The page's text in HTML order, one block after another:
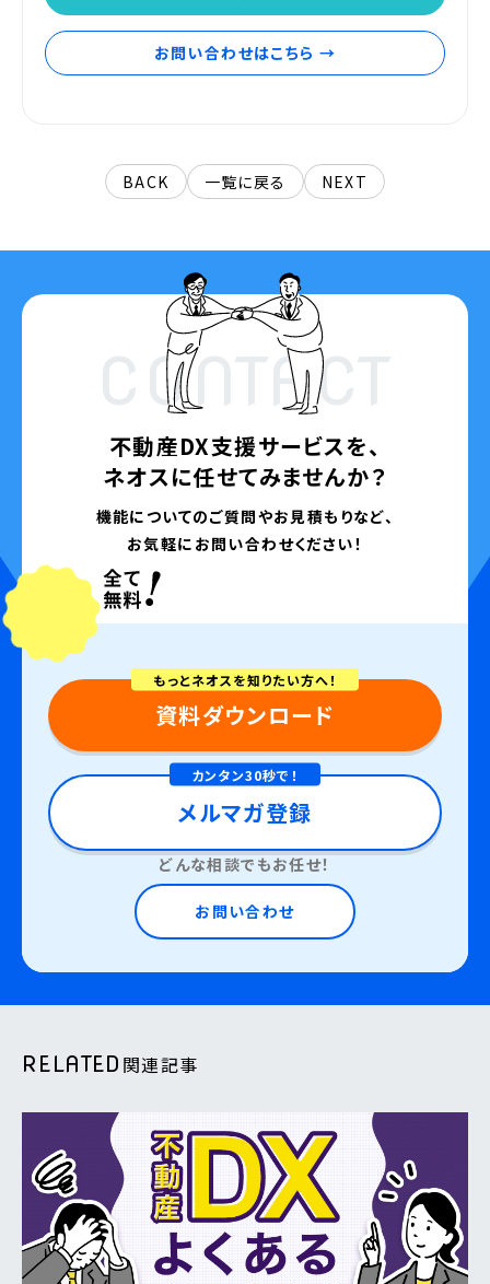
お問い合わせはこちら →
BACK 一覧に戻る NEXT
CONTACT
不動産DX支援サービスを、
ネオスに任せてみませんか？
機能についてのご質問やお見積もりなど、
お気軽にお問い合わせください！
もっとネオスを知りたい方へ！
資料ダウンロード
カンタン30秒で！
メルマガ登録
どんな相談でもお任せ！
お問い合わせ
RELATED 関連記事